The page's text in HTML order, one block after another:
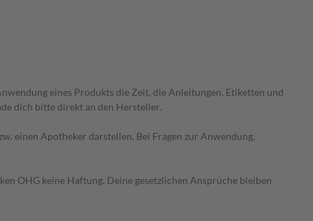
eines Produkts die Zeit, die Anleitungen, Etiketten und
dich bitte direkt an den Hersteller.
einen Apotheker darstellen. Bei Fragen zur Anwendung,
OHG keine Haftung. Deine gesetzlichen Ansprüche bleiben